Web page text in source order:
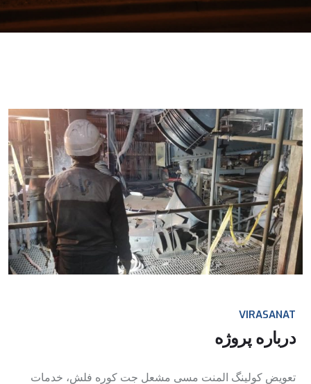
VIRASANAT
درباره پروژه
تعویض کولینگ المنت مسی مشعل جت کوره فلش، خدمات